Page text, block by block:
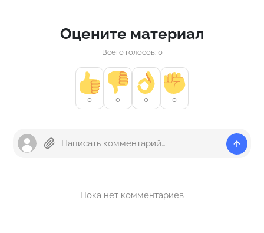
Оцените материал
Всего голосов: 0
0 0 0 0
Пока нет комментариев